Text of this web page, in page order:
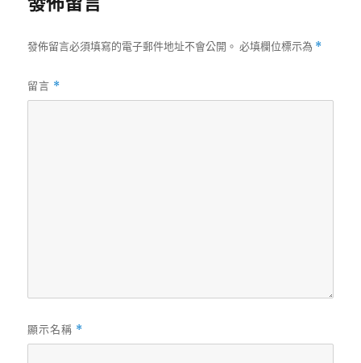
發佈留言必須填寫的電子郵件地址不會公開。 必填欄位標示為 *
留言 *
顯示名稱 *